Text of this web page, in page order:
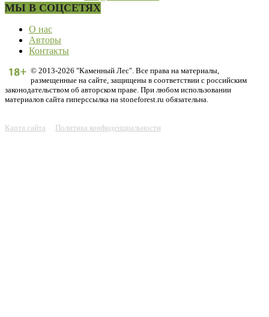
МЫ В СОЦСЕТЯХ
О нас
Авторы
Контакты
© 2013-2026 "Каменный Лес". Все права на материалы,
размещенные на сайте, защищены в соответствии с российским
законодательством об авторском праве. При любом использовании
материалов сайта гиперссылка на stoneforest.ru обязательна.
Карта сайта Политика конфиденциальности